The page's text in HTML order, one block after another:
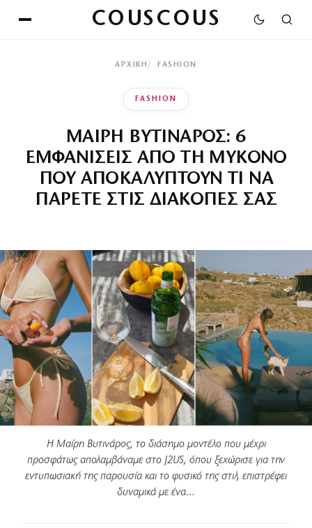
COUSCOUS
ΑΡΧΙΚΉ FASHION
FASHION
ΜΑΙΡΗ ΒΥΤΙΝΑΡΟΣ: 6
ΕΜΦΑΝΙΣΕΙΣ ΑΠΟ ΤΗ ΜΥΚΟΝΟ
ΠΟΥ ΑΠΟΚΑΛΥΠΤΟΥΝ ΤΙ ΝΑ
ΠΑΡΕΤΕ ΣΤΙΣ ΔΙΑΚΟΠΕΣ ΣΑΣ
Η Μαίρη Βυτινάρος, το διάσημο μοντέλο που μέχρι
προσφάτως απολαμβάναμε στο J2US, όπου ξεχώρισε για την
εντυπωσιακή της παρουσία και το φυσικό της στιλ, επιστρέφει
δυναμικά με ένα…